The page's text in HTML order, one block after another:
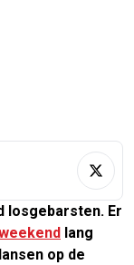
losgebarsten. Er
lang
op de